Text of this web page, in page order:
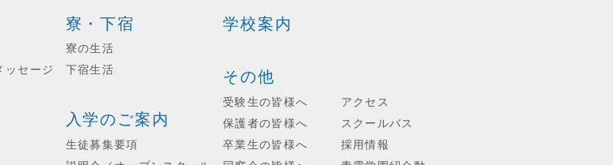
ッセージ
寮・下宿
寮の生活
下宿生活
入学のご案内
生徒募集要項
学校案内
その他
受験生の皆様へ
保護者の皆様へ
卒業生の皆様へ
アクセス
スクールバス
採用情報